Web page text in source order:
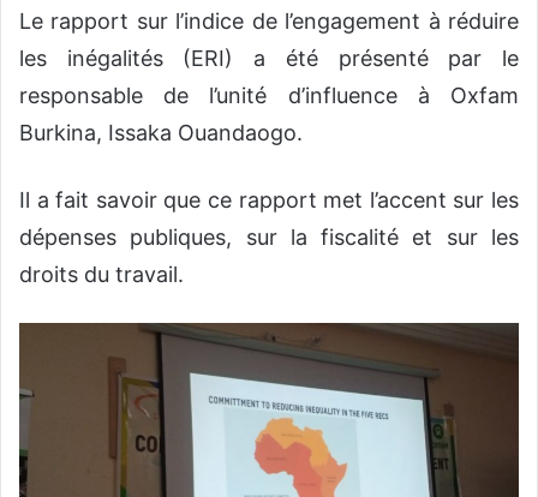
Le rapport sur l’indice de l’engagement à réduire
les inégalités (ERI) a été présenté par le
responsable de l’unité d’influence à Oxfam
Burkina, Issaka Ouandaogo.
Il a fait savoir que ce rapport met l’accent sur les
dépenses publiques, sur la fiscalité et sur les
droits du travail.